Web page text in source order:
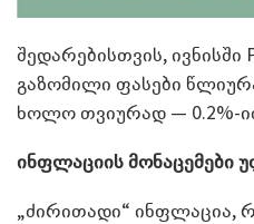
შედარებისთვის, ივნისში
გაზომილი ფასები
ხოლო თვიურად — 0.2%-
ინფლაციის
„ძირითადი“ ინფლაცია,